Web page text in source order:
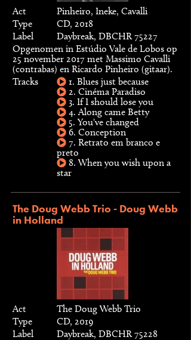
Act
Pinheiro, Ineke, Cavalli
Type
CD, 2018
Label
Daybreak, DBCHR 75227
Opgenomen in Estúdio Vale de Lobos op
25 november 2017 met Massimo Cavalli
(contrabas) en Ricardo Pinheiro (gitaar).
Tracks
1. Blues just because
2. Cinéma Paradiso
3. If I should lose you
4. Along came Betty
5. You've changed
6. Conception
7. Retrato em branco e
preto
8. When you wish upon a
star
The Doug Webb Trio - Doug Webb
in Holland
Act
The Doug Webb Trio
Type
CD, 2019
Label
Daybreak, DBCHR 75228